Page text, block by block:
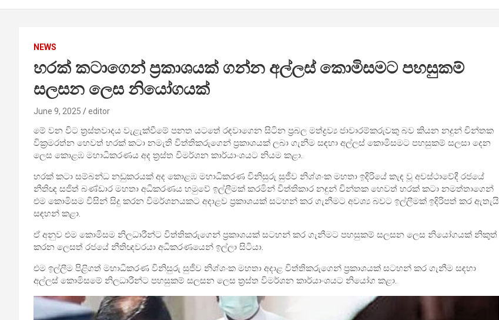
NEWS
හරක් කටාගෙන් ප්‍රකාශයක් ගන්න අල්ලස් කොමිසමට පහසුකම්
සලසන ලෙස නියෝගයක්
June 9, 2025 editor
මේ වන විට ත්‍රස්තවාදය වැළැක්වීමේ පනත යටතේ රඳවාගෙන සිටින ප්‍රබල මත්ද්‍රව්‍ය ජාවාරම්කරුවකු බව කියන නදුන් චින්තක
වික්‍රමරත්න හෙවත් හරක් කටා නමැති විත්තිකරුගෙන් ප්‍රකාශයක් ලබා ගැනීම සඳහා අල්ලස් කොමිසමට පහසුකම් සලසා දෙන
ලෙස කොළඹ මහාධිකරණය අද ත්‍රස්ත විමර්ශන කාර්යාංශයට නියම කළා.
හරක් කටා සම්බන්ධ නඩුකරයක් අද කොළඹ මහාධිකරණ විනිසුරු සුජීව නිශ්ශංක මහතා ඉදිරියේ කැඳ වූ අවස්ථාවේදී රජයේ
නීතිඥ සජිත් බණ්ඩාර මහතා අධිකරණය හමුවේ ඉල්ලීමක් කරමින් විත්තිකාර නඳුන් චින්තක හෙවත් හරක් කටා නමත්තාගෙන්
එම කොමිසම විසින් සිදු කරන විමර්ශනයකට අදාළව ප්‍රකාශයක් සටහන් කර ගැනීමට අවශ්‍ය බවට ඉල්ලීමක් ඉදිරිපත් කර ඇතැයි
සඳහන් කළා.
ඒ අනුව එම කොමිසම නිලධාරීන්ට විත්තිකරුගෙන් ප්‍රකාශයක් සටහන් කර ගැනීමට පහසුකම් සලසන ලෙස නියෝගයක් නිකුත්
කරන ලෙසත් රජයේ නීතිඥවරයා අධිකරණයෙන් ඉල්ලා සිටියා.
එම ඉල්ලීම පිළිගත් මහාධිකරණ විනිසුරු සුජීව නිශ්ශංක මහතා අදාළ විත්තිකරුගෙන් ප්‍රකාශයක් සටහන් කර ගැනීම සඳහා
අල්ලස් කොමිසමේ නිලධාරීන්ට පහසුකම් සලසන ලෙස ත්‍රස්ත විමර්ශන කාර්යාංශයට නියෝග කළා.